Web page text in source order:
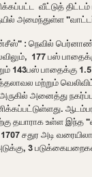
வீட்டுத் திட்டம்
அமைந்துள்ள
: நெவில்
177 பஸ்
143பஸ் பாதைக்கு
மற்றும்
அனைத்து
தயாராக உள்ள இந்த
1707 சதுர அடி
3